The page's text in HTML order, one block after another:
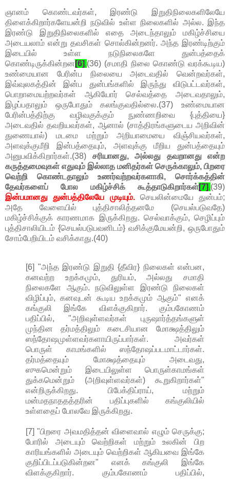
ஞானம் கொண்டவர்கள், இரண்டு இறுதிநிலைகளிலேயே
திளைக்கிறார்களேயன்றி நடுவில் உள்ள நிலைகளில் அல்ல. இந்த
இரண்டு இறுதிநிலைகளில் எதை அடைந்தாலும் மகிழ்ச்சியை
அடையலாம் என்று தவசிகள் சொல்கின்றனர். அந்த இரண்டிற்கும்
இடையில் உள்ள நடுநிலைகளே துன்பத்தைக்
கொண்டிருக்கின்றன [6].(36) (சமாதி நிலை கொண்டு வரக்கூடிய)
உண்மையான பேரின்ப நிலையை அடைவதில் வென்றவர்கள்,
இவ்வுலகத்தின் இன்ப துன்பங்களில் இருந்து விடுபட்டவர்கள்,
பொறாமையற்றவர்கள் ஆகியோர் செல்வத்தை அடைவதாலும்,
இழப்பதாலும் ஒருபோதும் கலங்குவதில்லை.(37) உண்மையான
பேரின்பத்திற்கு வழிவகுக்கும் நுண்ணறிவை {புத்தியை}
அடைவதில் தவறியவர்கள், ஆனால் (சாத்திரங்களுடைய அறிவின்
துணையால்) மடமை மற்றும் அறியாமையை விஞ்சியவர்கள்,
அளவுக்குமீறி இன்பத்தையும், அளவுக்கு மீறிய துன்பத்தையும்
அனுபவிக்கிறார்கள்.(38) சரியானது, அல்லது தவறானது என்ற
கருத்தமைவுகள் எதுவும் இல்லாத மனிதர்கள் செருக்காலும், பிறரை
வெற்றி கொண்டதாலும் உணர்வற்றவர்களாகி, சொர்க்கத்தின்
தேவர்களைப் போல மகிழ்ச்சிக் கூத்தாடுகிறார்கள்[7].(39)
இன்பமானது துன்பத்திலேயே முடியும்.செயலின்மையே துன்பம்;
அதே வேளையில் புத்திசாலித்தனமே (செயல்படுவதே)
மகிழ்ச்சிக்குக் காரணமாக இருக்கிறது. செல்வாக்கும், செழிப்பும்
புத்திசாலியிடம் {செயல்படுபவனிடம்} வசிக்குமேயன்றி, ஒருபோதும்
சோம்பேறியிடம் வசிக்காது.(40)
[6] "அந்த இரண்டு இறுதி {தீவிர} நிலைகள் என்பன,
கனவற்ற உறக்கமும், துரியம், அல்லது சமாதி
நிலைகளே ஆகும். நடுவிலுள்ள இரண்டு நிலைகள்
விழிப்பும், கனவுடன் கூடிய உறக்கமும் ஆகும்" எனக்
கங்குலி இங்கே விளக்குகிறார். கும்பகோணம்
பதிப்பில், "அறிவுள்ளவர்கள் புருஷார்த்தங்களுள்
முந்தின தர்மத்திலும் கடைசியான மோக்ஷத்திலும்
ஸந்தோஷமுள்ளவர்களாயிருப்பார்கள். அவர்கள்
பொருள் காமங்களில் ஸந்தோஷப்படமாட்டார்கள்.
தர்மத்தையும் மோக்ஷத்தையும் அடைவது,
ஸுகமென்றும் இடையிலுள்ள பொருள்காமங்கள்
துக்கமென்றும் (அறிவுள்ளவர்கள்) கூறுகிறார்கள்"
என்றிருக்கிறது. பிபேக்திப்ராய், மற்றும்
மன்மதநாததத்தரின் பதிப்புகளில் கங்குலியில்
உள்ளதைப் போலவே இருக்கிறது.
[7] "பிறரை அவமதித்தன் விளைவால் எழும் செருக்கு;
போரில் அடையும் வெற்றிகள் மற்றும் உலகின் பிற
காரியங்களில் அடையும் வெற்றிகள் ஆகியவை இங்கே
குறிப்பிடப்படுகின்றன" எனக் கங்குலி இங்கே
விளக்குகிறார். கும்பகோணம் பதிப்பில்,